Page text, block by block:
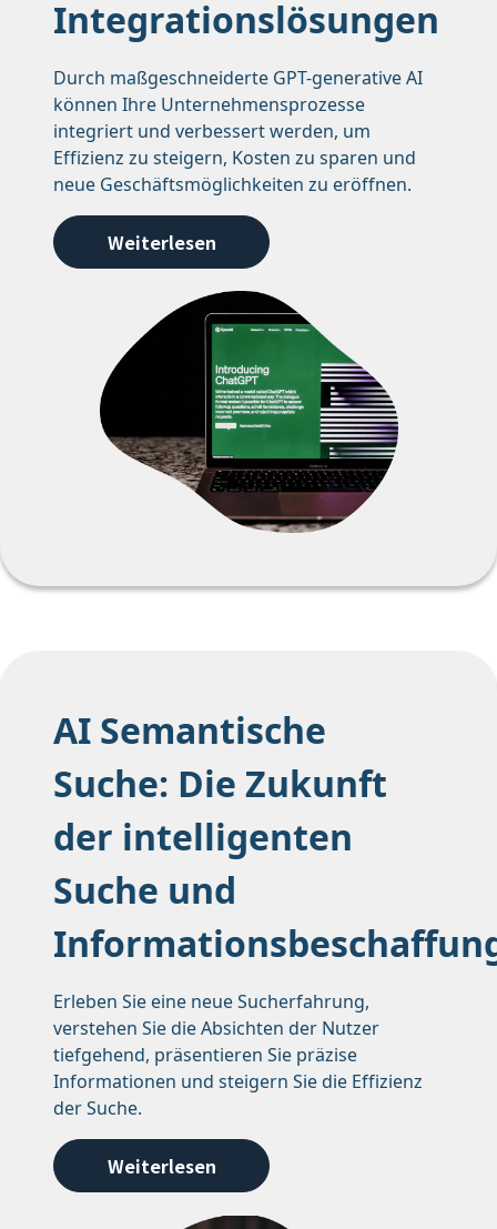
Integrationslösungen
Durch maßgeschneiderte GPT-generative AI
können Ihre Unternehmensprozesse
integriert und verbessert werden, um
Effizienz zu steigern, Kosten zu sparen und
neue Geschäftsmöglichkeiten zu eröffnen.
Weiterlesen
AI Semantische
Suche: Die Zukunft
der intelligenten
Suche und
Erleben Sie eine neue Sucherfahrung,
verstehen Sie die Absichten der Nutzer
tiefgehend, präsentieren Sie präzise
Informationen und steigern Sie die Effizienz
der Suche.
Weiterlesen